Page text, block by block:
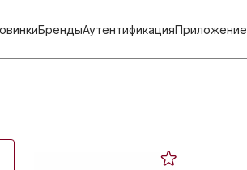
БрендыАутентификацияПриложение